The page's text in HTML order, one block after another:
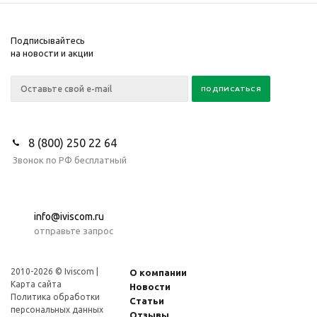
Подписывайтесь
на новости и акции
8 (800) 250 22 64
Звонок по РФ бесплатный
info@iviscom.ru
отправьте запрос
2010-2026 © Iviscom |
Карта сайта
Политика обработки
персональных данных
О компании
Новости
Статьи
Отзывы